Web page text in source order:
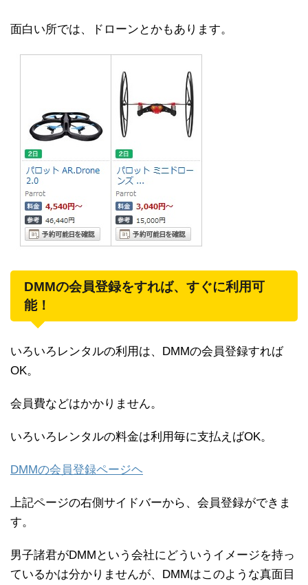
面白い所では、ドローンとかもあります。
DMMの会員登録をすれば、すぐに利用可
能！
いろいろレンタルの利用は、DMMの会員登録すれば
OK。
会員費などはかかりません。
いろいろレンタルの料金は利用毎に支払えばOK。
DMMの会員登録ページヘ
上記ページの右側サイドバーから、会員登録ができま
す。
男子諸君がDMMという会社にどういうイメージを持っ
ているかは分かりませんが、DMMはこのような真面目